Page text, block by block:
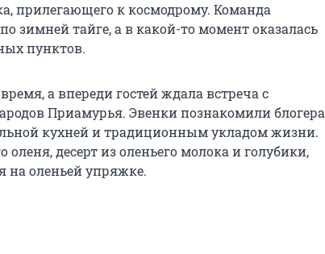
прилегающего к космодрому. Команда
зимней тайге, а в какой-то момент оказалась
пунктов.
а впереди гостей ждала встреча с
Приамурья. Эвенки познакомили блогера
кухней и традиционным укладом жизни.
десерт из оленьего молока и голубики,
на оленьей упряжке.